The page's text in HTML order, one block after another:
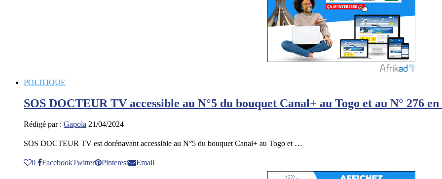
POLITIQUE
SOS DOCTEUR TV accessible au N°5 du bouquet Canal+ au Togo et au N° 276
Rédigé par : Gapola 21/04/2024
SOS DOCTEUR TV est dorénavant accessible au N°5 du bouquet Canal+ au Togo et …
0 FacebookTwitter Pinterest Email